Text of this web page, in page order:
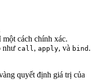
cách chính xác.
như call, apply, và bind .
quyết định giá trị của